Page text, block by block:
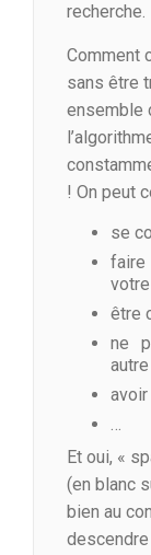
recherche.
Comment
sans être
ensemble
! On peut
se
faire
être
ne
…
Et oui, «
(en blanc
bien au
descendre